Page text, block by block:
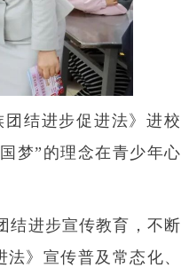
结进步促进法》进校
梦”的理念在青少年心
结进步宣传教育，不断
》宣传普及常态化、